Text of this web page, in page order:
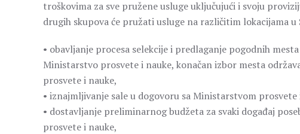
troškovima za sve pružene usluge uključujući i svoju
drugih skupova će pružati usluge na različitim lokacijama u
• obavljanje procesa selekcije i predlaganje pogodnih
Ministarstvo prosvete i nauke, konačan izbor mesta
prosvete i nauke,
• iznajmljivanje sale u dogovoru sa Ministarstvom
• dostavljanje preliminarnog budžeta za svaki događaj
prosvete i nauke,